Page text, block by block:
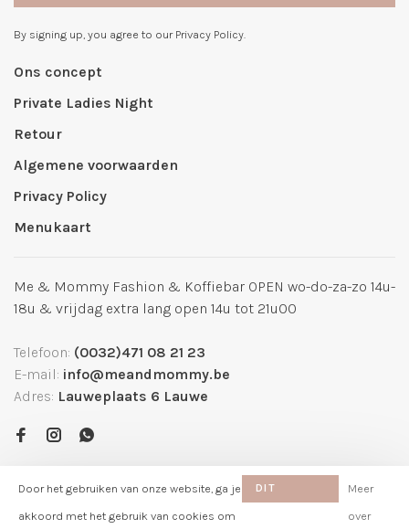
By signing up, you agree to our Privacy Policy.
Ons concept
Private Ladies Night
Retour
Algemene voorwaarden
Privacy Policy
Menukaart
Me & Mommy Fashion & Koffiebar OPEN wo-do-za-zo 14u-
18u & vrijdag extra lang open 14u tot 21u00
Telefoon: (0032)471 08 21 23
E-mail: info@meandmommy.be
Adres: Lauweplaats 6 Lauwe
Door het gebruiken van onze website, ga je
akkoord met het gebruik van cookies om
DIT
Meer
over